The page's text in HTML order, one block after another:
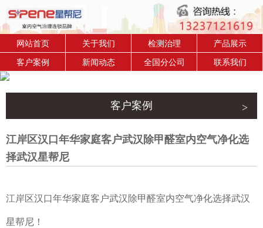
网站首页 关于我们 检测治理
产品展示
客户案例
新闻动态 全国分公司 联系我们
客户案例
江岸区汉口年华家庭客户武汉除甲醛室内空气净化选
择武汉星帮尼
江岸区汉口年华家庭客户武汉除甲醛室内空气净化选择武汉
星帮尼！